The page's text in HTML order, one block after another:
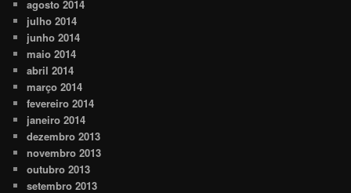
agosto 2014
julho 2014
junho 2014
maio 2014
abril 2014
março 2014
fevereiro 2014
janeiro 2014
dezembro 2013
novembro 2013
outubro 2013
setembro 2013